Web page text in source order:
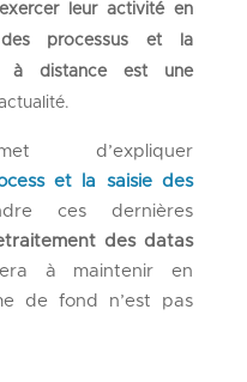
leur activité en
des processus et la
à distance est une
d’expliquer
et
la saisie des
ces dernières
des datas
à maintenir en
defond
n’est pas